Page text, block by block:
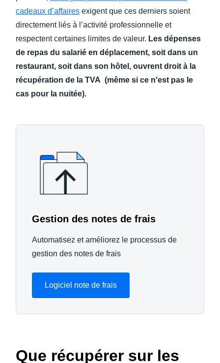
cadeaux d’affaires exigent que ces derniers soient
directement liés à l’activité professionnelle et
respectent certaines limites de valeur. Les dépenses
de repas du salarié en déplacement, soit dans un
restaurant, soit dans son hôtel, ouvrent droit à la
récupération de la TVA (même si ce n'est pas le
cas pour la nuitée).
Gestion des notes de frais
Automatisez et améliorez le processus de
gestion des notes de frais
Logiciel note de frais
Que récupérer sur les